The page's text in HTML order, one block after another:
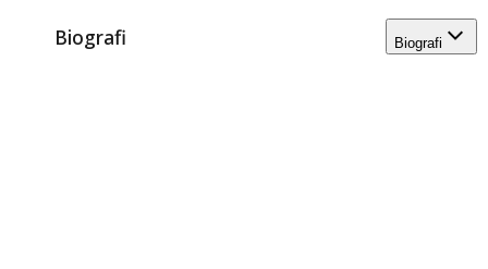
Biografi Biografi